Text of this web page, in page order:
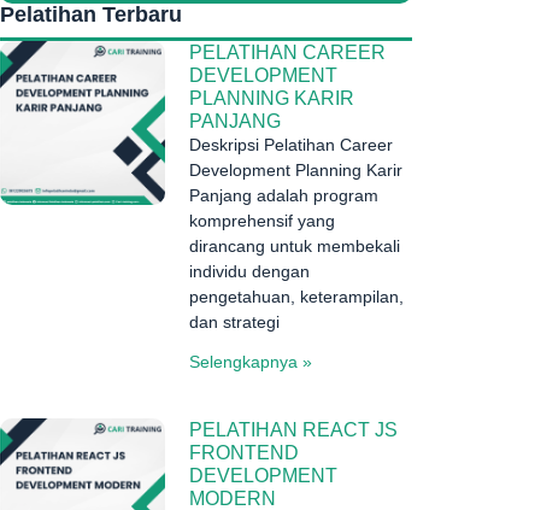
Pelatihan Terbaru
PELATIHAN CAREER
DEVELOPMENT
PLANNING KARIR
PANJANG
Deskripsi Pelatihan Career
Development Planning Karir
Panjang adalah program
komprehensif yang
dirancang untuk membekali
individu dengan
pengetahuan, keterampilan,
dan strategi
Selengkapnya »
PELATIHAN REACT JS
FRONTEND
DEVELOPMENT
MODERN